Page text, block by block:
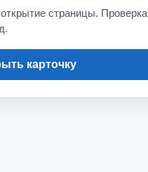
страницы. Проверка
карточку